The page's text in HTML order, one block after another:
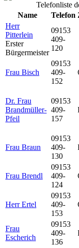
Telefonliste
Name
Telefon
Herr
Pitterlein
Erster
Bürgermeister
09153
409-
120
Frau Bisch
09153
409-
152
Dr. Frau
Brandmüller-
Pfeil
09153
409-
157
Frau Braun
09153
409-
130
Frau Brendl
09153
409-
124
Herr Ertel
09153
409-
153
Frau
Escherich
09153
409-
136